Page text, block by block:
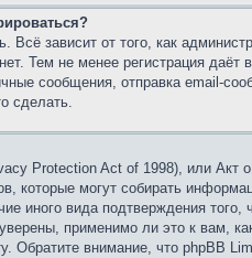
Всё зависит от того, как
Тем не менее регистрация
сообщения, отправка email-
сделать.
Protection Act of 1998), или Акт
которые могут собирать
иного вида подтверждения
применимо ли это к вам,
Обратите внимание, что phpBB